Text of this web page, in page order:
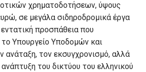
χρηματοδοτήσεων, ύψους
σε μεγάλα σιδηροδρομικά έργα
εντατική προσπάθεια που
Υπουργείο Υποδομών και
ανάταξη, τον εκσυγχρονισμό, αλλά
του δικτύου του ελληνικού